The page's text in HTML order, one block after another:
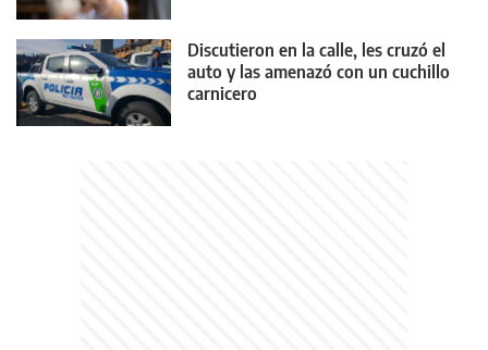
Discutieron en la calle, les cruzó el
auto y las amenazó con un cuchillo
carnicero